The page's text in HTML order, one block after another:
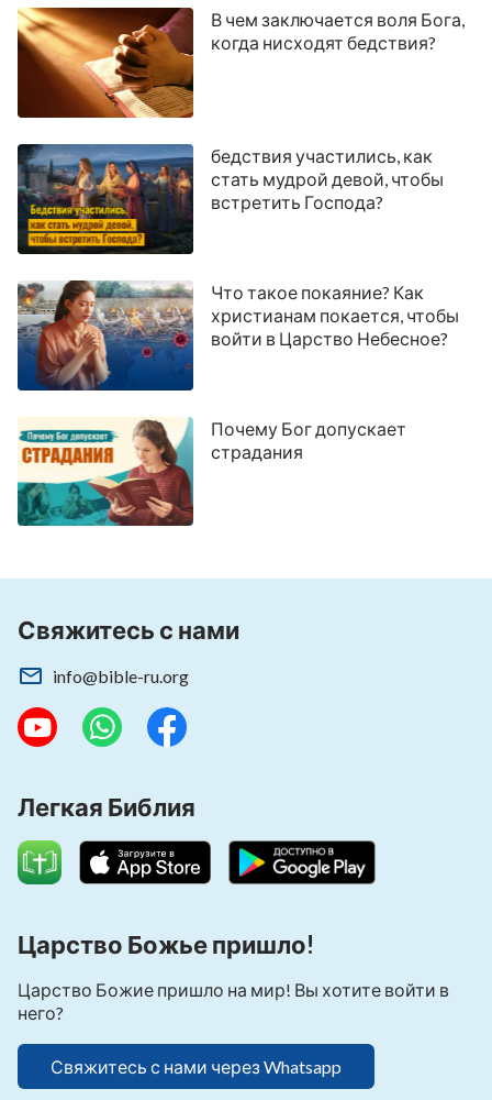
В чем заключается воля Бога,
когда нисходят бедствия?
бедствия участились, как
стать мудрой девой, чтобы
встретить Господа?
Что такое покаяние? Как
христианам покается, чтобы
войти в Царство Небесное?
Почему Бог допускает
страдания
Свяжитесь с нами
info@bible-ru.org
Легкая Библия
Царство Божье пришло!
Царство Божие пришло на мир! Вы хотите войти в
него?
Свяжитесь с нами через Whatsapp